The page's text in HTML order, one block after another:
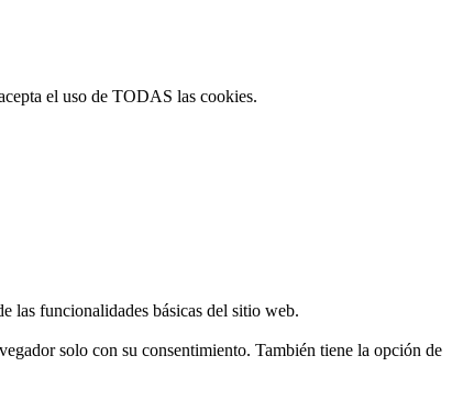
el uso de TODAS las cookies.
las funcionalidades básicas del sitio web.
solo con su consentimiento. También tiene la opción de